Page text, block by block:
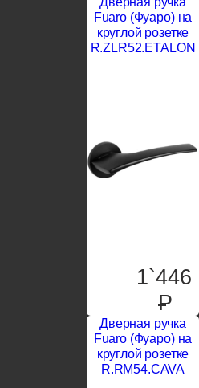
Fuaro (Фуаро) на
круглой розетке
R.ZLR52.ETALON
1`446
P
Дверная ручка
Fuaro (Фуаро) на
круглой розетке
R.RM54.CAVA